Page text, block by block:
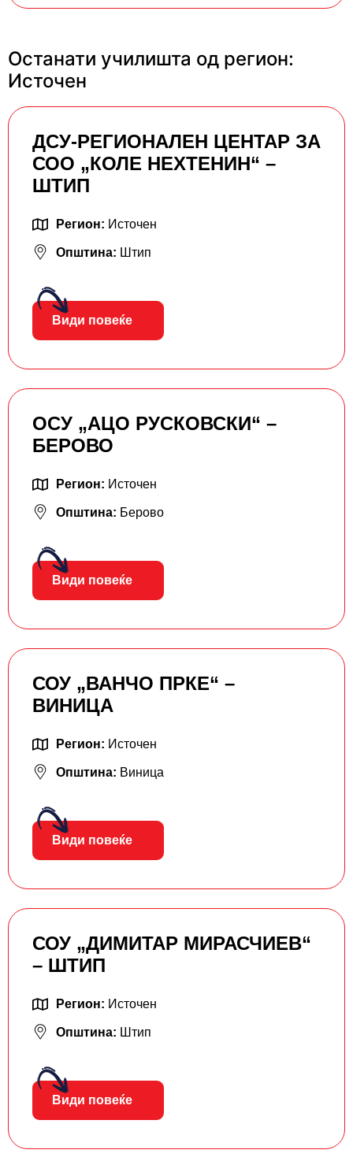
Останати училишта од регион:
Источен
ДСУ-РЕГИОНАЛЕН ЦЕНТАР ЗА
СОО „КОЛЕ НЕХТЕНИН“ –
ШТИП
Регион: Источен
Општина: Штип
Види повеќе
ОСУ „АЦО РУСКОВСКИ“ –
БЕРОВО
Регион: Источен
Општина: Берово
Види повеќе
СОУ „ВАНЧО ПРКЕ“ –
ВИНИЦА
Регион: Источен
Општина: Виница
Види повеќе
СОУ „ДИМИТАР МИРАСЧИЕВ“
– ШТИП
Регион: Источен
Општина: Штип
Види повеќе